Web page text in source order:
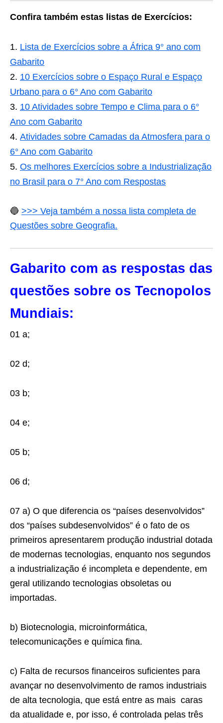
Confira também estas listas de Exercícios:
Lista de Exercícios sobre a África 9° ano com
Gabarito
10 Exercícios sobre o Espaço Rural e Espaço
Urbano para o 6° Ano com Gabarito
10 Atividades sobre Tempo e Clima para o 6°
Ano com Gabarito
Atividades sobre Camadas da Atmosfera para o
6° Ano com Gabarito
Os melhores Exercícios sobre a Industrialização
no Brasil para o 7° Ano com Respostas
🔵 >>> Veja também a nossa lista completa de
Questões sobre Geografia.
Gabarito com as respostas das
questões sobre os Tecnopolos
Mundiais:
01 a;
02 d;
03 b;
04 e;
05 b;
06 d;
07 a) O que diferencia os “países desenvolvidos”
dos “países subdesenvolvidos” é o fato de os
primeiros apresentarem produção industrial dotada
de modernas tecnologias, enquanto nos segundos
a industrialização é incompleta e dependente, em
geral utilizando tecnologias obsoletas ou
importadas.
b) Biotecnologia, microinformática,
telecomunicações e química fina.
c) Falta de recursos financeiros suficientes para
avançar no desenvolvimento de ramos industriais
de alta tecnologia, que está entre as mais caras
da atualidade e, por isso, é controlada pelas três